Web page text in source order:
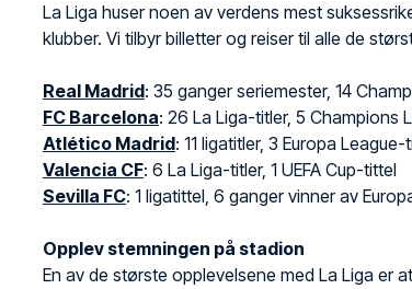
La Liga huser noen av verdens mest
klubber. Vi tilbyr billetter og reiser til alle de
Real Madrid: 35 ganger seriemester, 14
FC Barcelona: 26 La Liga-titler, 5 Champions
Atlético Madrid: 11 ligatitler, 3 Europa
Valencia CF: 6 La Liga-titler, 1 UEFA Cup-tittel
Sevilla FC: 1 ligatittel, 6 ganger vinner av
Opplev stemningen på stadion
En av de største opplevelsene med La Liga er